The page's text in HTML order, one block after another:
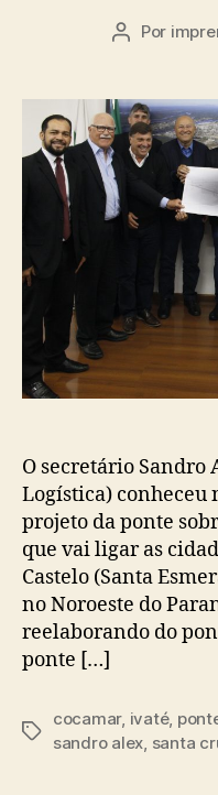
Autor
Por
O secretário
Logística) conheceu
projeto da ponte
que vai ligar as
Castelo (Santa
no Noroeste do
reelaborando do
ponte […]
Tags
cocamar, ivaté,
sandro alex, santa